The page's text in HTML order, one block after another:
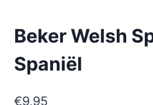
Beker Welsh
Spaniël
€9,95